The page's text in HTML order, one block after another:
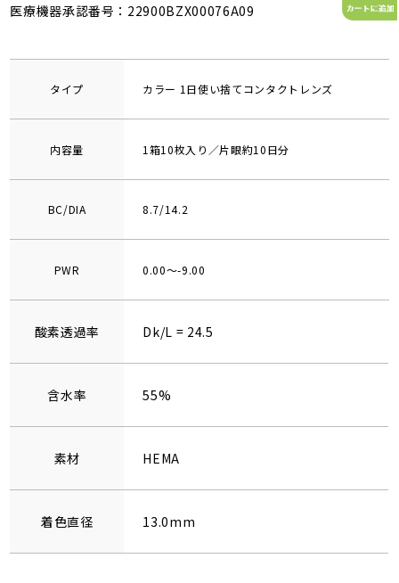
医療機器承認番号：22900BZX00076A09
タイプ カラー 1日使い捨てコンタクトレンズ
内容量 1箱10枚入り／片眼約10日分
BC/DIA 8.7/14.2
PWR 0.00～-9.00
酸素透過率 Dk/L = 24.5
含水率 55%
素材 HEMA
着色直径 13.0mm